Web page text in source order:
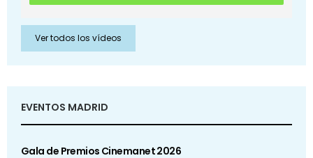
Ver todos los vídeos
EVENTOS MADRID
Gala de Premios Cinemanet 2026